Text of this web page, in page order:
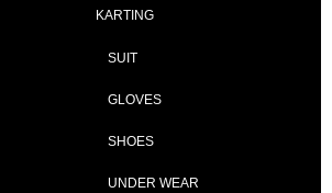
KARTING
SUIT
GLOVES
SHOES
UNDER WEAR